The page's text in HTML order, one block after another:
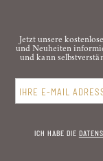
Jetzt unsere
und Neuheiten
und kann
ICH HABE DIE